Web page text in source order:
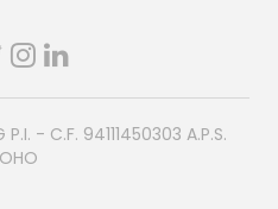
P.I. - C.F. 94111450303 A.P.S.